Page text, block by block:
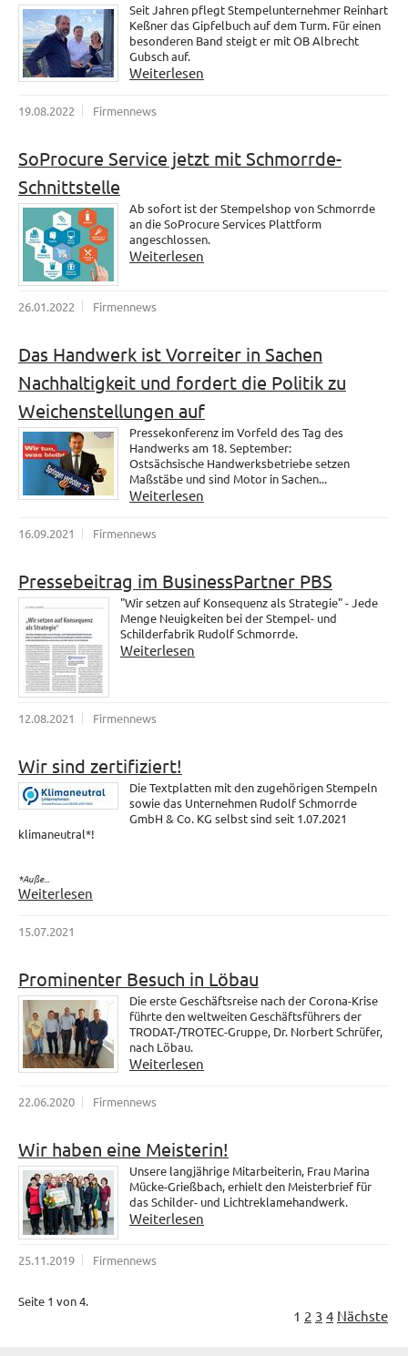
Seit Jahren pflegt Stempelunternehmer Reinhart
Keßner das Gipfelbuch auf dem Turm. Für einen
besonderen Band steigt er mit OB Albrecht
Gubsch auf.
Weiterlesen
19.08.2022 Firmennews
SoProcure Service jetzt mit Schmorrde-
Schnittstelle
Ab sofort ist der Stempelshop von Schmorrde
an die SoProcure Services Plattform
angeschlossen.
Weiterlesen
26.01.2022 Firmennews
Das Handwerk ist Vorreiter in Sachen
Nachhaltigkeit und fordert die Politik zu
Weichenstellungen auf
Pressekonferenz im Vorfeld des Tag des
Handwerks am 18. September:
Ostsächsische Handwerksbetriebe setzen
Maßstäbe und sind Motor in Sachen...
Weiterlesen
16.09.2021 Firmennews
Pressebeitrag im BusinessPartner PBS
"Wir setzen auf Konsequenz als Strategie" - Jede
Menge Neuigkeiten bei der Stempel- und
Schilderfabrik Rudolf Schmorrde.
Weiterlesen
12.08.2021 Firmennews
Wir sind zertifiziert!
Die Textplatten mit den zugehörigen Stempeln
sowie das Unternehmen Rudolf Schmorrde
GmbH & Co. KG selbst sind seit 1.07.2021
klimaneutral*!
*Auße...
Weiterlesen
15.07.2021
Prominenter Besuch in Löbau
Die erste Geschäftsreise nach der Corona-Krise
führte den weltweiten Geschäftsführers der
TRODAT-/TROTEC-Gruppe, Dr. Norbert Schrüfer,
nach Löbau.
Weiterlesen
22.06.2020 Firmennews
Wir haben eine Meisterin!
Unsere langjährige Mitarbeiterin, Frau Marina
Mücke-Grießbach, erhielt den Meisterbrief für
das Schilder- und Lichtreklamehandwerk.
Weiterlesen
25.11.2019 Firmennews
Seite 1 von 4.
1 2 3 4 Nächste